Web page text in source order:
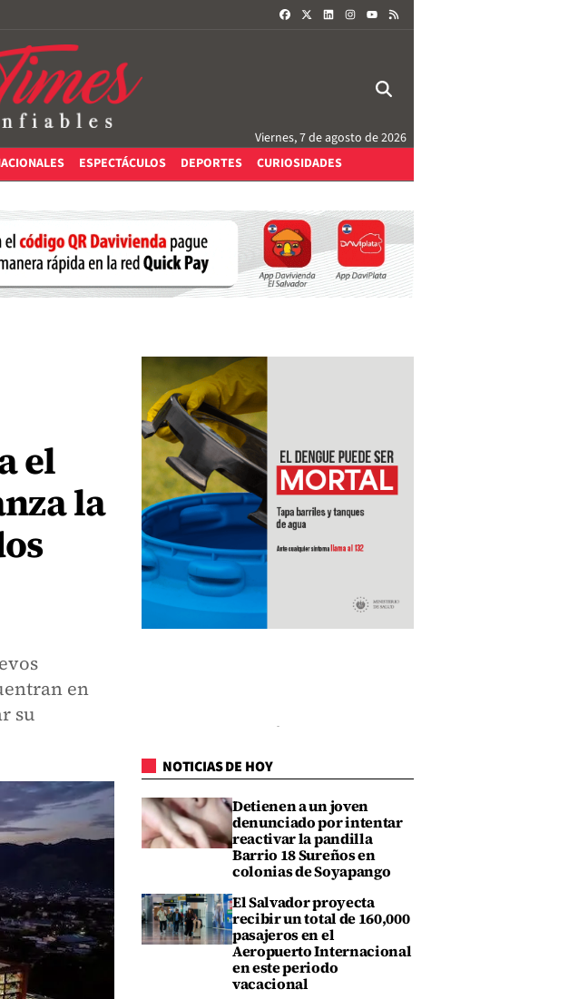
FACEBOOKLINKEDININSTAGRAM
Viernes, 7 de agosto de 2026
ESPECTÁCULOS DEPORTES CURIOSIDADES
el
la
en
su
NOTICIAS DE HOY
Detienen a un joven
denunciado por intentar
reactivar la pandilla
Barrio 18 Sureños en
colonias de Soyapango
El Salvador proyecta
recibir un total de 160,000
pasajeros en el
Aeropuerto Internacional
en este periodo
vacacional